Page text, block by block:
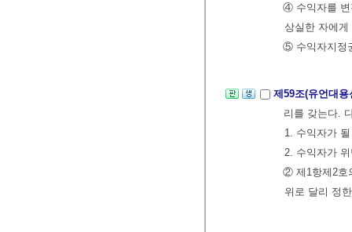
④ 수익자를 변
상실한 자에
⑤ 수익자지정
제59조(유언대
리를 갖는다.
1. 수익자가
2. 수익자가
② 제1항제2호
위로 달리 정